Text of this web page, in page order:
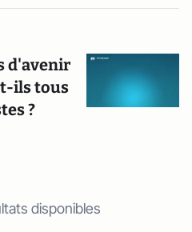
d'avenir
ils tous
?
disponibles